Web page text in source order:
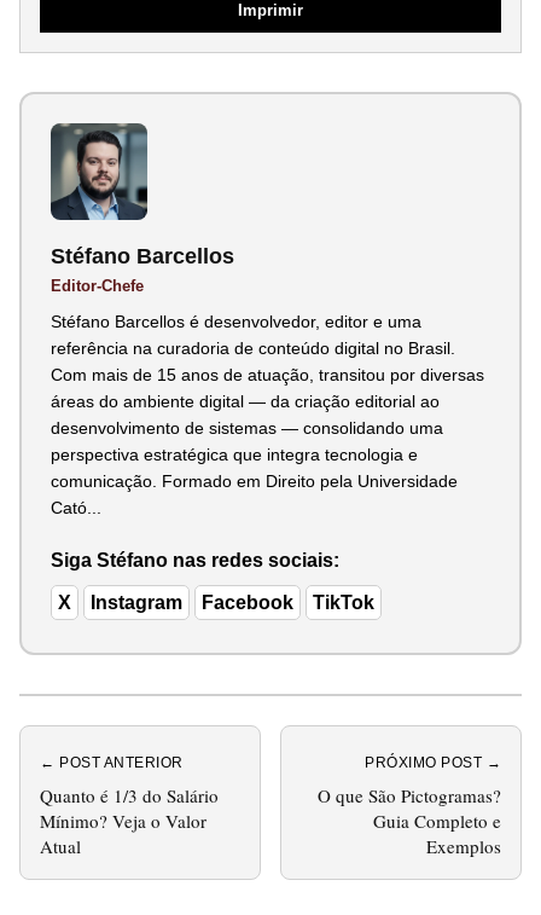
Imprimir
Stéfano Barcellos
Editor-Chefe
Stéfano Barcellos é desenvolvedor, editor e uma
referência na curadoria de conteúdo digital no Brasil.
Com mais de 15 anos de atuação, transitou por diversas
áreas do ambiente digital — da criação editorial ao
desenvolvimento de sistemas — consolidando uma
perspectiva estratégica que integra tecnologia e
comunicação. Formado em Direito pela Universidade
Cató...
Siga Stéfano nas redes sociais:
X Instagram Facebook TikTok
← POST ANTERIOR
Quanto é 1/3 do Salário
Mínimo? Veja o Valor
Atual
PRÓXIMO POST →
O que São Pictogramas?
Guia Completo e
Exemplos